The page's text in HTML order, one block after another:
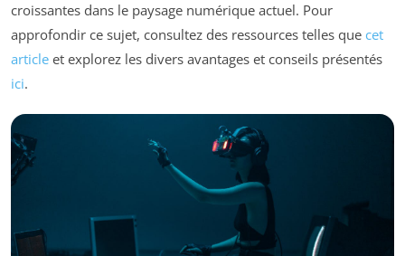
croissantes dans le paysage numérique actuel. Pour
approfondir ce sujet, consultez des ressources telles que cet
article et explorez les divers avantages et conseils présentés
ici.